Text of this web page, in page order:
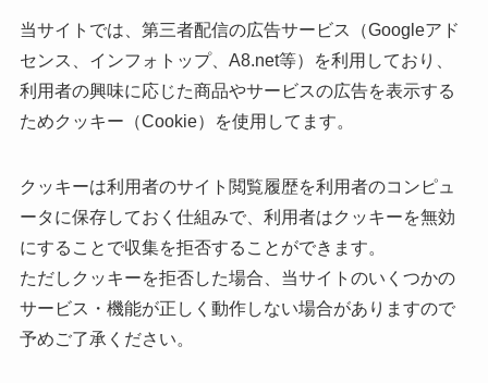
当サイトでは、第三者配信の広告サービス（Googleアド
センス、インフォトップ、A8.net等）を利用しており、
利用者の興味に応じた商品やサービスの広告を表示する
ためクッキー（Cookie）を使用してます。
クッキーは利用者のサイト閲覧履歴を利用者のコンピュ
ータに保存しておく仕組みで、利用者はクッキーを無効
にすることで収集を拒否することができます。
ただしクッキーを拒否した場合、当サイトのいくつかの
サービス・機能が正しく動作しない場合がありますので
予めご了承ください。